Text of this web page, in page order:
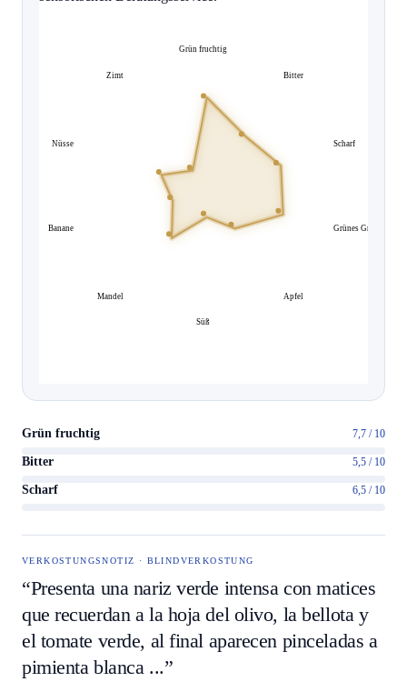
Grün fruchtig
Bitter
Scharf
Grünes Gras
Apfel
Süß
Mandel
Banane
Nüsse
Zimt
Grün fruchtig 7,7 / 10
Bitter 5,5 / 10
Scharf 6,5 / 10
VERKOSTUNGSNOTIZ · BLINDVERKOSTUNG
“Presenta una nariz verde intensa con matices
que recuerdan a la hoja del olivo, la bellota y
el tomate verde, al final aparecen pinceladas a
pimienta blanca ...”